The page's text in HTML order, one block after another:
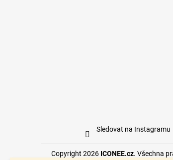
Sledovat na Instagramu
Copyright 2026 ICONEE.cz. Všechna